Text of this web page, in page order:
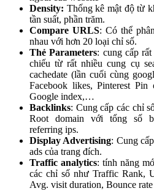
Density: Thống kê mật độ từ
tần suất, phần trăm.
Compare URLS: Có thể
nhau với hơn 20 loại chỉ số.
Thẻ Parameters: cung cấp
chiếu từ rất nhiều cung cụ
cachedate (lần cuối cùng
Facebook likes, Pinterest
Google index,…
Backlinks: Cung cấp các chỉ
Root domain với tổng số
referring ips.
Display Advertising: Cung
ads của trang đích.
Traffic analytics: tính năng
các chỉ số như Traffic Rank,
Avg. visit duration, Bounce